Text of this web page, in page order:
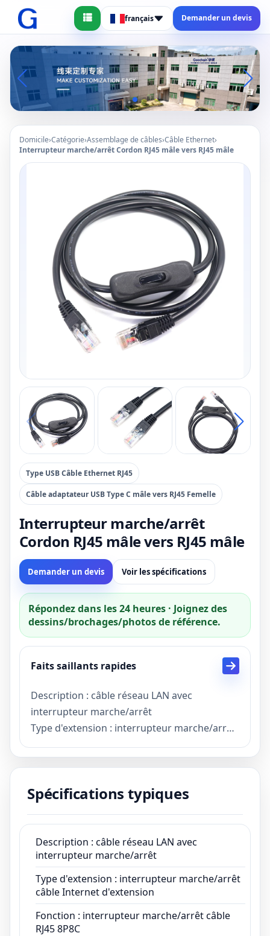
français Demander un devis
Domicile›Catégorie›Assemblage de câbles›Câble Ethernet›
Interrupteur marche/arrêt Cordon RJ45 mâle vers RJ45 mâle
Type USB Câble Ethernet RJ45
Câble adaptateur USB Type C mâle vers RJ45 Femelle
Interrupteur marche/arrêt
Cordon RJ45 mâle vers RJ45 mâle
Demander un devis Voir les spécifications
Répondez dans les 24 heures · Joignez des
dessins/brochages/photos de référence.
Faits saillants rapides
Description : câble réseau LAN avec
interrupteur marche/arrêt
Type d'extension : interrupteur marche/arrêt
câble Internet d'extension
Fonction : interrupteur marche/arrêt câble
La couleur noire
production en série 15 jours
Conditions de paiement : TT, PayPal, carte de
crédit
Certificat : ISO13485, CE, ROHS, FCC
Spécifications typiques
Description : câble réseau LAN avec
interrupteur marche/arrêt
Type d'extension : interrupteur marche/arrêt
câble Internet d'extension
Fonction : interrupteur marche/arrêt câble
RJ45 8P8C